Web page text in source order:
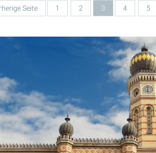
Seite 1 2 3 4 5